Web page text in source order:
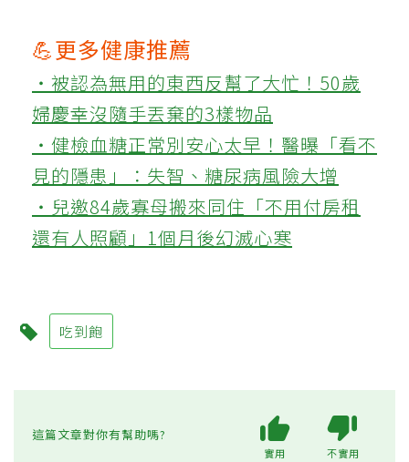
💪更多健康推薦
‧被認為無用的東西反幫了大忙！50歲
婦慶幸沒隨手丟棄的3樣物品
‧健檢血糖正常別安心太早！醫曝「看不
見的隱患」：失智、糖尿病風險大增
‧兒邀84歲寡母搬來同住「不用付房租
還有人照顧」1個月後幻滅心寒
吃到飽
這篇文章對你有幫助嗎?
實用 不實用